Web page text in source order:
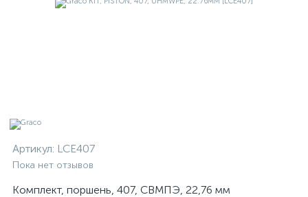
Артикул: LCE407
Пока нет отзывов
Комплект, поршень, 407, СВМПЭ, 22,76 мм